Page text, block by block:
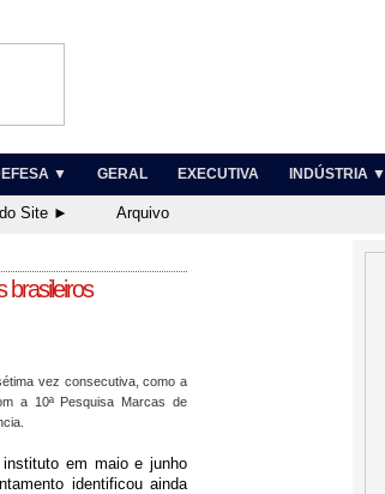
▼ GERAL EXECUTIVA INDÚSTRIA ▼
Site ► Arquivo
vez consecutiva, como a
a 10ª Pesquisa Marcas de
em maio e junho
identificou ainda